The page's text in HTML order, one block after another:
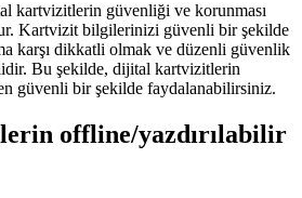
kartvizitlerin güvenliği ve korunması
Kartvizit bilgilerinizi güvenli bir şekilde
karşı dikkatli olmak ve düzenli güvenlik
Bu şekilde, dijital kartvizitlerin
güvenli bir şekilde faydalanabilirsiniz.
offline/yazdırılabilir